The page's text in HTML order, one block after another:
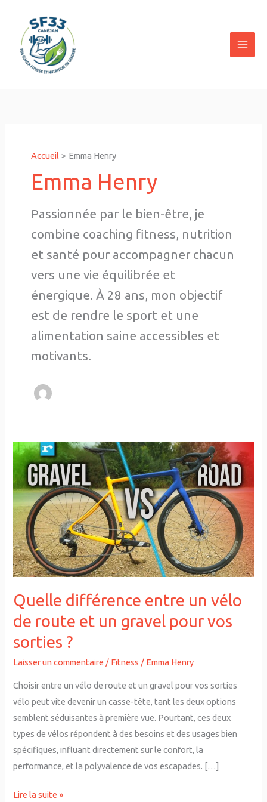
contenu
Accueil Emma Henry
Emma Henry
Passionnée par le bien-être, je
combine coaching fitness, nutrition
et santé pour accompagner chacun
vers une vie équilibrée et
énergique. À 28 ans, mon objectif
est de rendre le sport et une
alimentation saine accessibles et
motivants.
Quelle différence entre un vélo
de route et un gravel pour vos
sorties ?
Laisser un commentaire / Fitness / Emma Henry
Choisir entre un vélo de route et un gravel pour vos sorties
vélo peut vite devenir un casse-tête, tant les deux options
semblent séduisantes à première vue. Pourtant, ces deux
types de vélos répondent à des besoins et des usages bien
spécifiques, influant directement sur le confort, la
performance, et la polyvalence de vos escapades. […]
Quelle
différence
entre
un
vélo
de
route
et
un
gravel
pour
vos
sorties
?
Lire la suite »